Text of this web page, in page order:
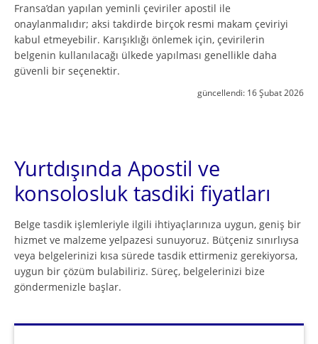
Fransa’dan yapılan yeminli çeviriler apostil ile
onaylanmalıdır; aksi takdirde birçok resmi makam çeviriyi
kabul etmeyebilir. Karışıklığı önlemek için, çevirilerin
belgenin kullanılacağı ülkede yapılması genellikle daha
güvenli bir seçenektir.
güncellendi: 16 Şubat 2026
Yurtdışında Apostil ve
konsolosluk tasdiki fiyatları
Belge tasdik işlemleriyle ilgili ihtiyaçlarınıza uygun, geniş bir
hizmet ve malzeme yelpazesi sunuyoruz. Bütçeniz sınırlıysa
veya belgelerinizi kısa sürede tasdik ettirmeniz gerekiyorsa,
uygun bir çözüm bulabiliriz. Süreç, belgelerinizi bize
göndermenizle başlar.